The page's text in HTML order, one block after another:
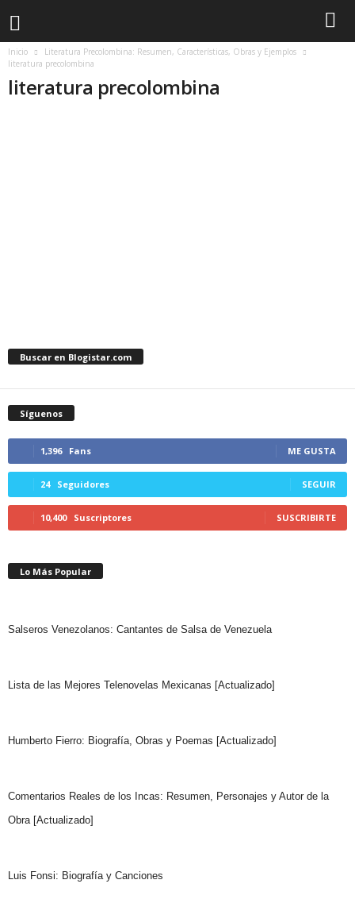
Inicio
Literatura Precolombina: Resumen, Características, Obras y Ejemplos
literatura precolombina
literatura precolombina
Buscar en Blogistar.com
Síguenos
1,396 Fans ME GUSTA
24 Seguidores SEGUIR
10,400 Suscriptores SUSCRIBIRTE
Lo Más Popular
Salseros Venezolanos: Cantantes de Salsa de Venezuela
Lista de las Mejores Telenovelas Mexicanas [Actualizado]
Humberto Fierro: Biografía, Obras y Poemas [Actualizado]
Comentarios Reales de los Incas: Resumen, Personajes y Autor de la
Obra [Actualizado]
Luis Fonsi: Biografía y Canciones